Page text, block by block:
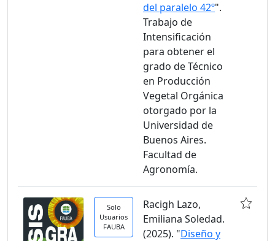
del paralelo 42º".
Trabajo de
Intensificación
para obtener el
grado de Técnico
en Producción
Vegetal Orgánica
otorgado por la
Universidad de
Buenos Aires.
Facultad de
Agronomía.
Solo
Usuarios
FAUBA
Racigh Lazo,
Emiliana Soledad.
(2025). "Diseño y